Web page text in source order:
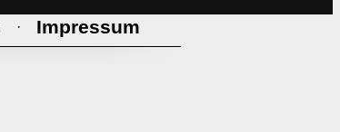
· Impressum